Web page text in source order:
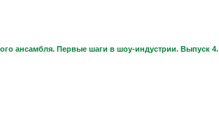
ансамбля. Первые шаги в шоу-индустрии. Выпуск 4.